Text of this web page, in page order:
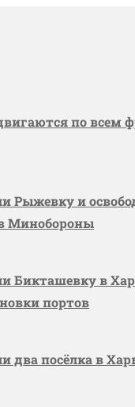
по всем
Рыжевку и
Минобороны
Бикташевку в
портов
два посёлка в